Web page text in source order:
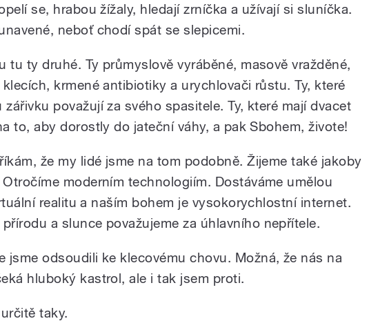
se, hrabou žížaly, hledají zrníčka a užívají si sluníčka.
neboť chodí spát se slepicemi.
tu ty druhé. Ty průmyslově vyráběné, masově vražděné,
klecích, krmené antibiotiky a urychlovači růstu. Ty, které
zářivku považují za svého spasitele. Ty, které mají dvacet
to, aby dorostly do jateční váhy, a pak Sbohem, živote!
že my lidé jsme na tom podobně. Žijeme také jakoby
moderním technologiím. Dostáváme umělou
realitu a naším bohem je vysokorychlostní internet.
přírodu a slunce považujeme za úhlavního nepřítele.
jsme odsoudili ke klecovému chovu. Možná, že nás na
hluboký kastrol, ale i tak jsem proti.
taky.